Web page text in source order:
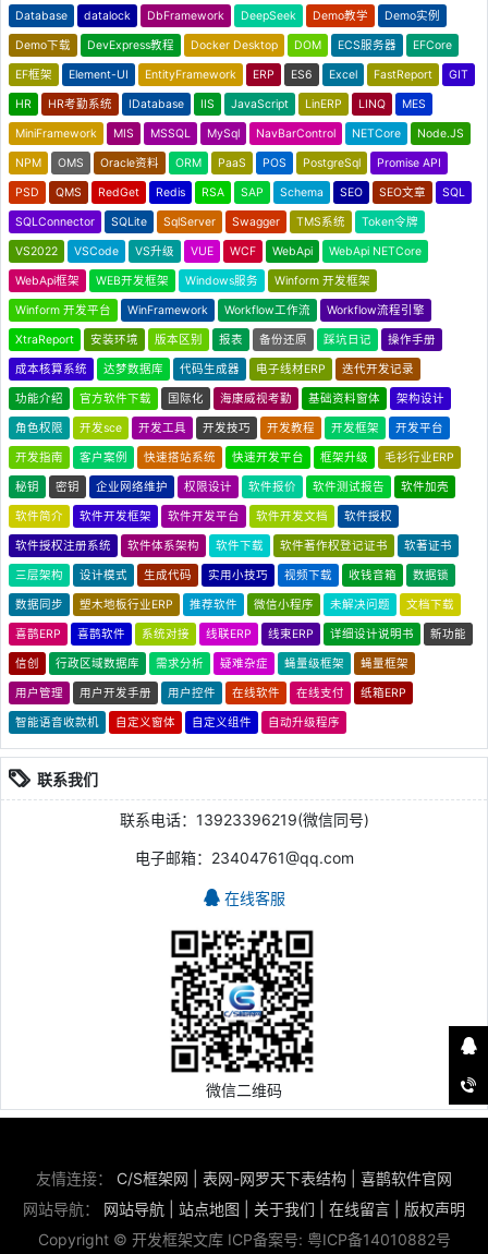
Database datalock DbFramework DeepSeek Demo教学 Demo实例
Demo下载 DevExpress教程 Docker Desktop DOM ECS服务器 EFCore
EF框架 Element-UI EntityFramework ERP ES6 Excel FastReport GIT
HR HR考勤系统 IDatabase IIS JavaScript LinERP LINQ MES
MiniFramework MIS MSSQL MySql NavBarControl NETCore Node.JS
NPM OMS Oracle资料 ORM PaaS POS PostgreSql Promise API
PSD QMS RedGet Redis RSA SAP Schema SEO SEO文章 SQL
SQLConnector SQLite SqlServer Swagger TMS系统 Token令牌
VS2022 VSCode VS升级 VUE WCF WebApi WebApi NETCore
WebApi框架 WEB开发框架 Windows服务 Winform 开发框架
Winform 开发平台 WinFramework Workflow工作流 Workflow流程引擎
XtraReport 安装环境 版本区别 报表 备份还原 踩坑日记 操作手册
成本核算系统 达梦数据库 代码生成器 电子线材ERP 迭代开发记录
功能介绍 官方软件下载 国际化 海康威视考勤 基础资料窗体 架构设计
角色权限 开发sce 开发工具 开发技巧 开发教程 开发框架 开发平台
开发指南 客户案例 快速搭站系统 快速开发平台 框架升级 毛衫行业ERP
秘钥 密钥 企业网络维护 权限设计 软件报价 软件测试报告 软件加壳
软件简介 软件开发框架 软件开发平台 软件开发文档 软件授权
软件授权注册系统 软件体系架构 软件下载 软件著作权登记证书 软著证书
三层架构 设计模式 生成代码 实用小技巧 视频下载 收钱音箱 数据锁
数据同步 塑木地板行业ERP 推荐软件 微信小程序 未解决问题 文档下载
喜鹊ERP 喜鹊软件 系统对接 线联ERP 线束ERP 详细设计说明书 新功能
信创 行政区域数据库 需求分析 疑难杂症 蝇量级框架 蝇量框架
用户管理 用户开发手册 用户控件 在线软件 在线支付 纸箱ERP
智能语音收款机 自定义窗体 自定义组件 自动升级程序
联系我们
联系电话：13923396219(微信同号)
电子邮箱：23404761@qq.com
在线客服
微信二维码
友情连接： C/S框架网 表网-网罗天下表结构
喜鹊软件官网
网站导航： 网站导航 站点地图 关于我们 在线留言
版权声明
Copyright © 开发框架文库 ICP备案号: 粤ICP备14010882号